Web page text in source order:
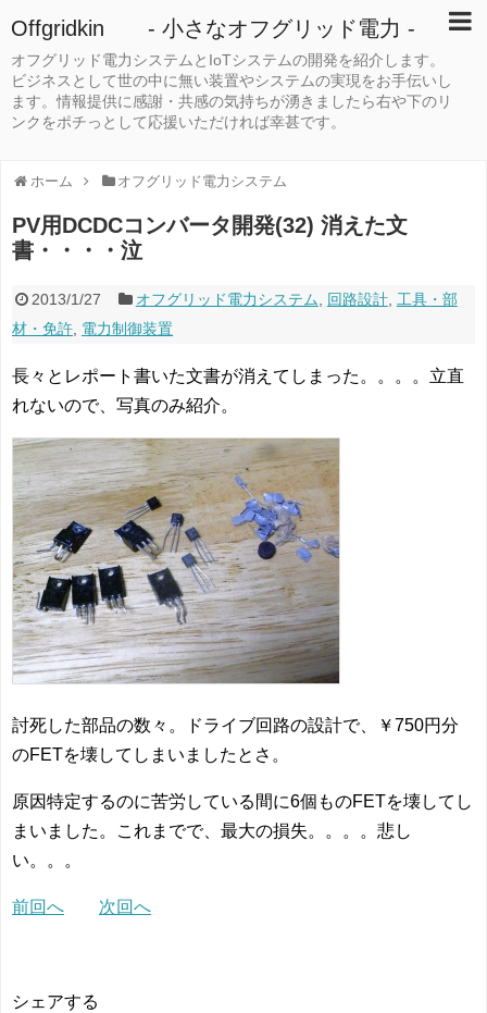
Offgridkin - 小さなオフグリッド電力 -
オフグリッド電力システムとIoTシステムの開発を紹介します。
ビジネスとして世の中に無い装置やシステムの実現をお手伝いし
ます。情報提供に感謝・共感の気持ちが湧きましたら右や下のリ
ンクをポチっとして応援いただければ幸甚です。
ホーム オフグリッド電力システム
PV用DCDCコンバータ開発(32) 消えた文
書・・・・泣
2013/1/27 オフグリッド電力システム 回路設計, 工具・部
材・免許 電力制御装置
長々とレポート書いた文書が消えてしまった。。。。立直
れないので、写真のみ紹介。
討死した部品の数々。ドライブ回路の設計で、￥750円分
のFETを壊してしまいましたとさ。
原因特定するのに苦労している間に6個ものFETを壊してし
まいました。これまでで、最大の損失。。。。悲し
い。。。
前回へ 次回へ
シェアする